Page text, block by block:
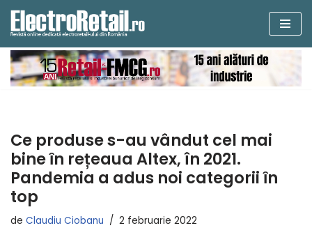
Sari
la
conținut
Ce produse s-au vândut cel mai
bine ȋn rețeaua Altex, în 2021.
Pandemia a adus noi categorii ȋn
top
de Claudiu Ciobanu 2 februarie 2022